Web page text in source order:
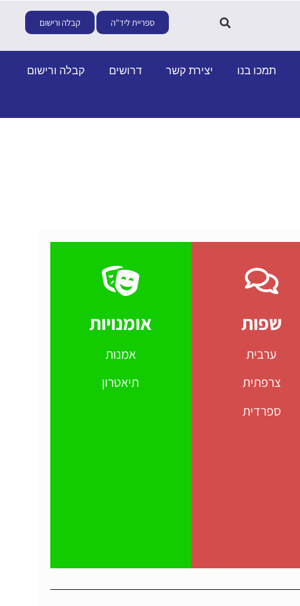
ספריית ליד"ה קבלה ורישום
תמכו בנו יצירת קשר דרושים
קבלה ורישום
שפות
ערבית
צרפתית
ספרדית
אומנויות
אמנות
תיאטרון